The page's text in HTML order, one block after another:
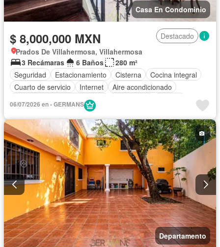
Casa En Condominio
$ 8,000,000 MXN
Destacado
Prados De Villahermosa, Villahermosa
3 Recámaras
6 Baños
280 m²
Seguridad
Estacionamiento Cisterna
Cocina integral
Cuarto de servicio
Internet
Aire acondicionado
Circuito cerrado de televisión
Cuarto de Limpieza
Gas natural
Asador Despacho
Vista panorámica
Recámara con closet
Parcialmente amueblado
06/07/2026 en - GERMANS
Departamento